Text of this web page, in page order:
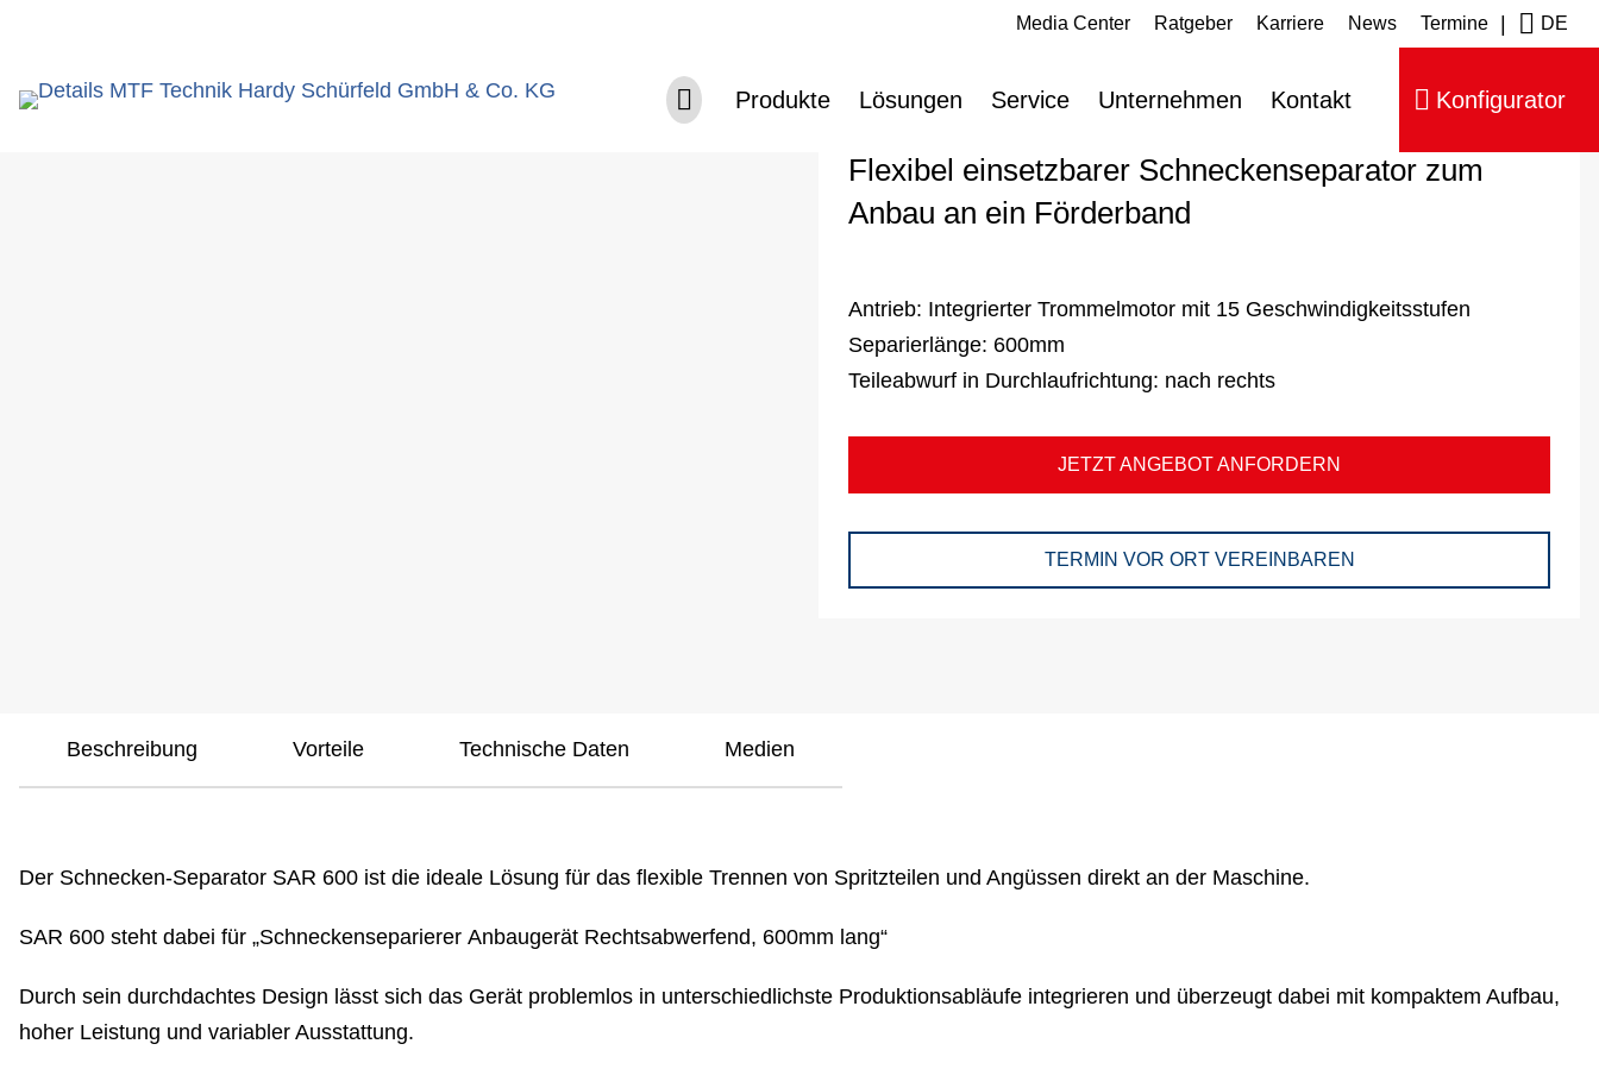
Navigation überspringen
Media Center Ratgeber Karriere News Termine DE
Produkte
Lösungen Service Unternehmen Kontakt Konfigurator
Schneckenseparator Typ SAR-600
Flexibel einsetzbarer Schneckenseparator zum
Anbau an ein Förderband
Antrieb: Integrierter Trommelmotor mit 15 Geschwindigkeitsstufen
Separierlänge: 600mm
Teileabwurf in Durchlaufrichtung: nach rechts
JETZT ANGEBOT ANFORDERN
TERMIN VOR ORT VEREINBAREN
Beschreibung Vorteile Technische Daten Medien
Der Schnecken-Separator SAR 600 ist die ideale Lösung für das flexible Trennen von Spritzteilen und Angüssen direkt an der Maschine.
SAR 600 steht dabei für „Schneckenseparierer Anbaugerät Rechtsabwerfend, 600mm lang“
Durch sein durchdachtes Design lässt sich das Gerät problemlos in unterschiedlichste Produktionsabläufe integrieren und überzeugt dabei mit kompaktem Aufbau,
hoher Leistung und variabler Ausstattung.